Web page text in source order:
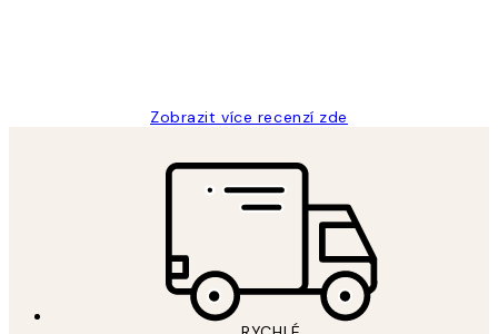
Zobrazit více recenzí zde